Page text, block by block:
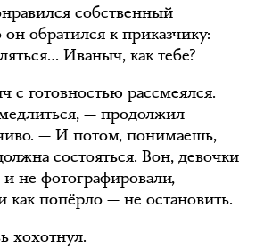
собственный
обратился к приказчику:
Иваныч, как тебе?
с готовностью рассмеялся.
— продолжил
— И потом, понимаешь,
состояться. Вон, девочки
не фотографировали,
как попёрло — не остановить.
хохотнул.